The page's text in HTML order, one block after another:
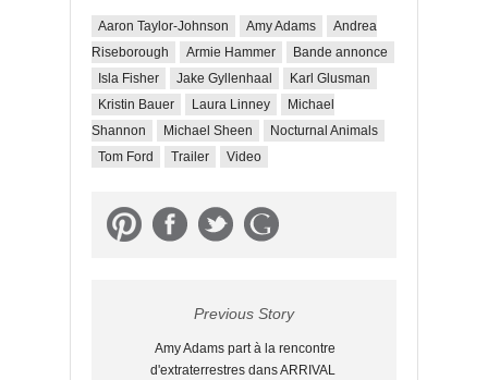
Aaron Taylor-Johnson Amy Adams
Andrea
Riseborough
Armie Hammer
Bande annonce
Isla Fisher
Jake Gyllenhaal
Karl Glusman
Kristin Bauer
Laura Linney
Michael
Shannon
Michael Sheen
Nocturnal Animals
Tom Ford
Trailer Video
Previous Story
Amy Adams part à la rencontre
d'extraterrestres dans ARRIVAL